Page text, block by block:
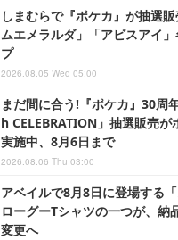
しまむらで『ポケカ』が抽選
ムエメラルダ」「アビスアイ
プ
2026.08.05 Wed 05:00
まだ間に合う!『ポケカ』30周
h CELEBRATION」抽選販売
実施中、8月6日まで
2026.08.06 Thu 03:00
アベイルで8月8日に登場する
ローグーTシャツの一つが、納
変更へ